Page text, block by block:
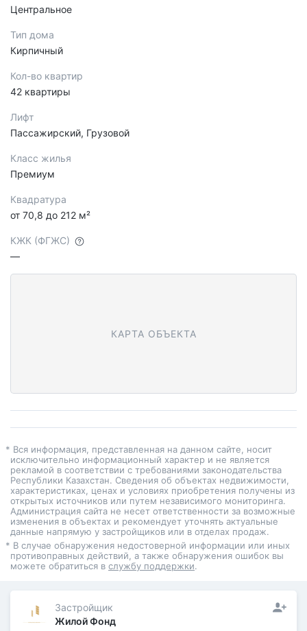
Центральное
Тип дома
Кирпичный
Кол-во квартир
42 квартиры
Лифт
Пассажирский, Грузовой
Класс жилья
Премиум
Квадратура
от 70,8 до 212 м²
КЖК (ФГЖС)
—
КАРТА ОБЪЕКТА
* Вся информация, представленная на данном сайте, носит
исключительно информационный характер и не является
рекламой в соответствии с требованиями законодательства
Республики Казахстан. Сведения об объектах недвижимости,
характеристиках, ценах и условиях приобретения получены из
открытых источников или путем независимого мониторинга.
Администрация сайта не несет ответственности за возможные
изменения в объектах и рекомендует уточнять актуальные
данные напрямую у застройщиков или в отделах продаж.
* В случае обнаружения недостоверной информации или иных
противоправных действий, а также обнаружения ошибок вы
можете обратиться в службу поддержки.
Застройщик
Жилой Фонд